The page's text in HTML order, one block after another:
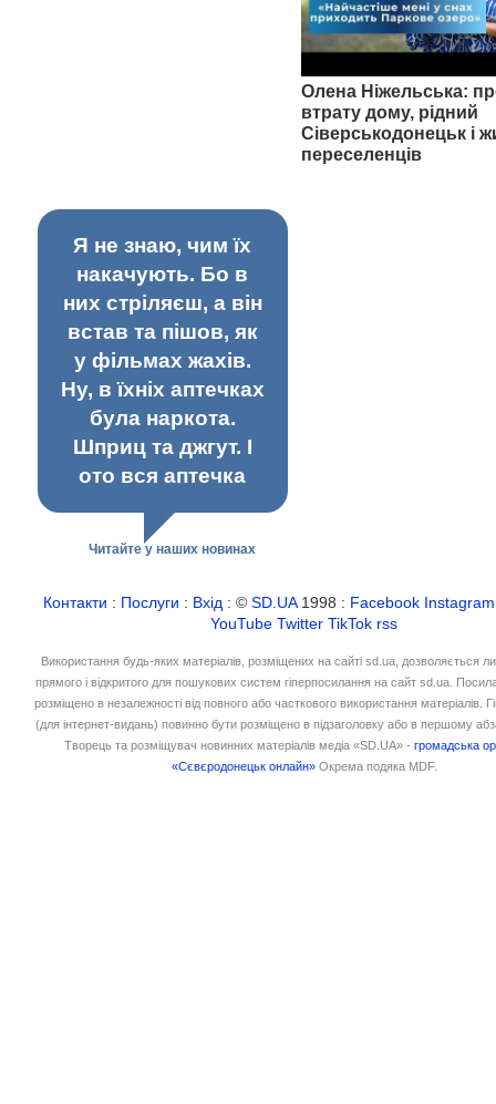
Олена Ніжельська:
втрату дому, рідний
Сіверськодонецьк і
переселенців
Я не знаю, чим їх
накачують. Бо в
них стріляєш, а він
встав та пішов, як
у фільмах жахів.
Ну, в їхніх аптечках
була наркота.
Шприц та джгут. І
ото вся аптечка
Читайте у наших новинах
Контакти : Послуги : Вхід : ©SD.UA1998 : Facebook Instagram
YouTube Twitter TikTok rss
Використання будь-яких матеріалів, розміщених на сайті sd.ua, дозволяється
прямого і відкритого для пошукових систем гіперпосилання на сайт sd.ua.
розміщено в незалежності від повного або часткового використання матеріалів.
(для інтернет-видань) повинно бути розміщено в підзаголовку або в першому
Творець та розміщувач новинних матеріалів медіа «SD.UA» -громадська
«Сєвєродонецьк онлайн» Окрема подяка MDF.